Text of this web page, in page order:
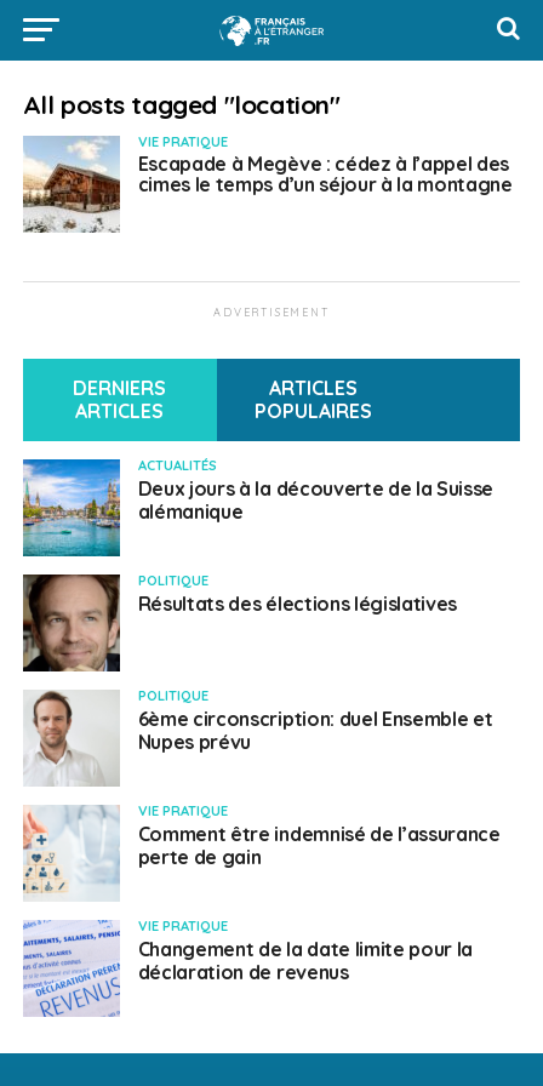
All posts tagged "location"
VIE PRATIQUE
Escapade à Megève : cédez à l’appel des
cimes le temps d’un séjour à la montagne
ADVERTISEMENT
DERNIERS
ARTICLES
ARTICLES
POPULAIRES
ACTUALITÉS
Deux jours à la découverte de la Suisse
alémanique
POLITIQUE
Résultats des élections législatives
POLITIQUE
6ème circonscription: duel Ensemble et
Nupes prévu
VIE PRATIQUE
Comment être indemnisé de l’assurance
perte de gain
VIE PRATIQUE
Changement de la date limite pour la
déclaration de revenus